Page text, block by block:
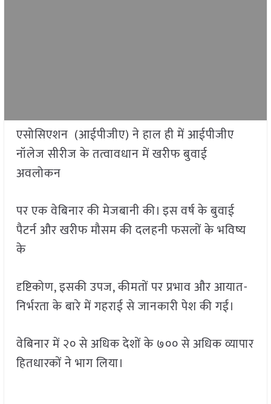
एसोसिएशन (आईपीजीए) ने हाल ही में आईपीजीए
नॉलेज सीरीज के तत्वावधान में खरीफ बुवाई
अवलोकन
पर एक वेबिनार की मेजबानी की। इस वर्ष के बुवाई
पैटर्न और खरीफ मौसम की दलहनी फसलों के भविष्य
के
दृष्टिकोण, इसकी उपज, कीमतों पर प्रभाव और आयात-
निर्भरता के बारे में गहराई से जानकारी पेश की गई।
वेबिनार में २० से अधिक देशों के ७०० से अधिक व्यापार
हितधारकों ने भाग लिया।